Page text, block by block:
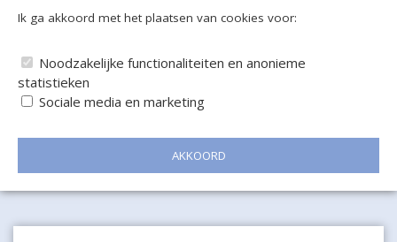
Ik ga akkoord met het plaatsen van cookies voor:
Noodzakelijke functionaliteiten en anonieme
statistieken
Sociale media en marketing
AKKOORD